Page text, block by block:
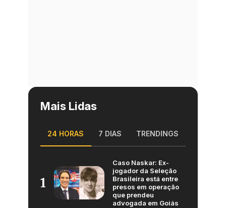
Mais Lidas
24 HORAS 7 DIAS TRENDINGS
1
Caso Naskar: Ex-
jogador da Seleção
Brasileira está entre
presos em operação
que prendeu
advogada em Goiás